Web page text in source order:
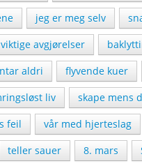
jeg er meg selv
viktige avgjørelser
aldri flyvende kuer
liv skape mens
feil vår med hjerteslag
teller sauer 8. mars